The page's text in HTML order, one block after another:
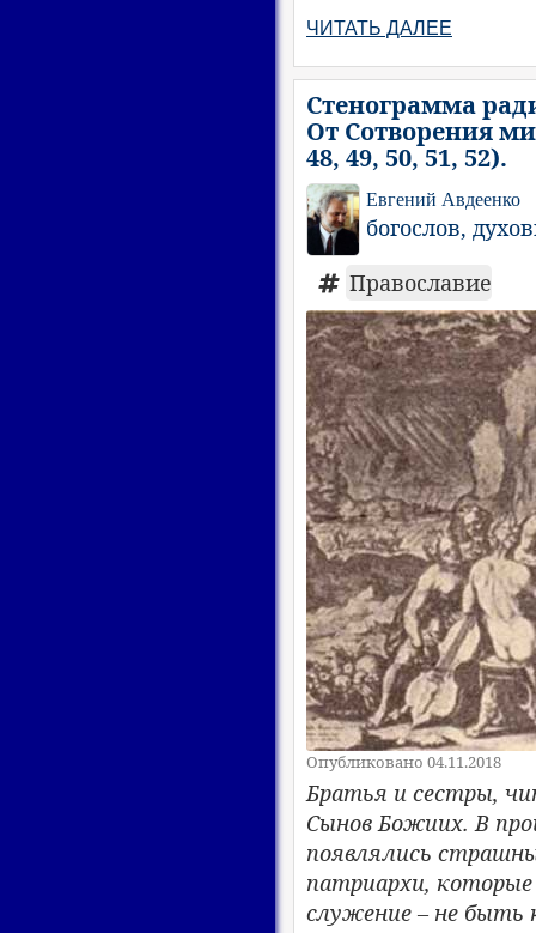
ЧИТАТЬ ДАЛЕЕ
Стенограмма
От Сотворения
48, 49, 50, 51, 52).
Евгений Авдеенко
богослов,
Православие
Опубликовано 04.11.2018
Братья и сестры,
Сынов Божиих. В
появлялись
патриархи,
служение – не быть